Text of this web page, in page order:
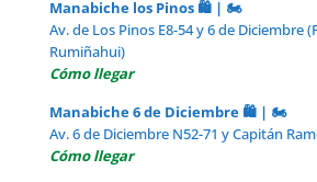
Manabiche los Pinos 🛍️ | 🏍️
Av. de Los Pinos E8-54 y 6 de Diciembre
Rumiñahui)
Cómo llegar
Manabiche 6 de Diciembre 🛍️ | 🏍️
Av. 6 de Diciembre N52-71 y Capitán
Cómo llegar